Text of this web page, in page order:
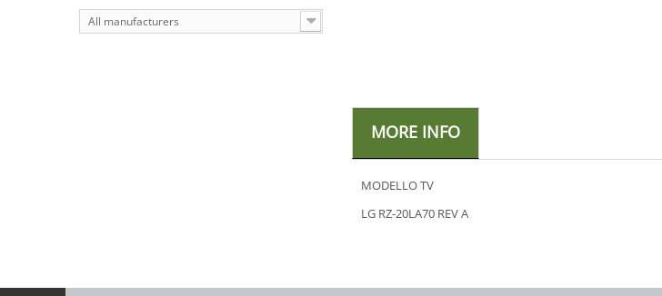
All manufacturers
MORE INFO
MODELLO TV
LG RZ-20LA70 REV A